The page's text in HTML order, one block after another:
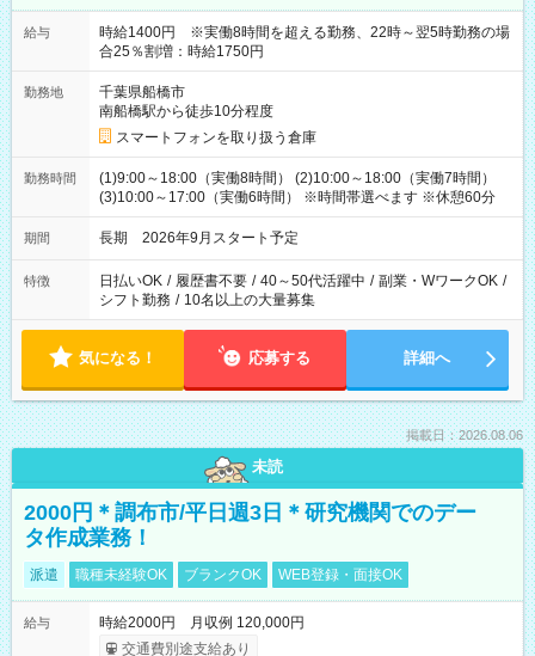
給与
時給1400円 ※実働8時間を超える勤務、22時～翌5時勤務の場
合25％割増：時給1750円
勤務地
千葉県船橋市
南船橋駅から徒歩10分程度
スマートフォンを取り扱う倉庫
勤務時間
(1)9:00～18:00（実働8時間） (2)10:00～18:00（実働7時間）
(3)10:00～17:00（実働6時間） ※時間帯選べます ※休憩60分
期間 長期 2026年9月スタート予定
特徴 日払いOK / 履歴書不要 / 40～50代活躍中 / 副業・WワークOK /
シフト勤務 / 10名以上の大量募集
気になる！ 応募する 詳細へ
掲載日：2026.08.06
未読
2000円＊調布市/平日週3日＊研究機関でのデー
タ作成業務！
派遣 職種未経験OK ブランクOK WEB登録・面接OK
給与
時給2000円 月収例 120,000円
交通費別途支給あり